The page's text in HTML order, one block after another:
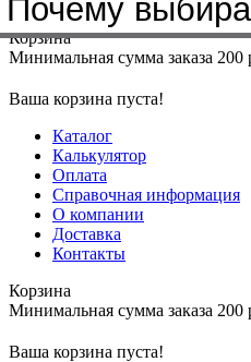
Меню+7(4912)50-37-50
Корзина
Минимальная сумма заказа 200
Ваша корзина пуста!
Каталог
Калькулятор
Оплата
Справочная информация
О компании
Доставка
Контакты
Корзина
Минимальная сумма заказа 200
Ваша корзина пуста!
Почему